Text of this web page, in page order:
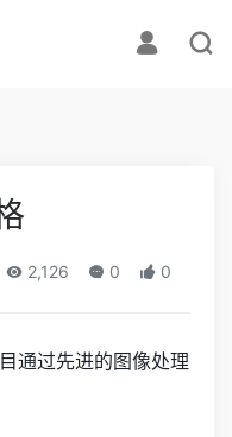
2,126 0 0
通过先进的图像处理